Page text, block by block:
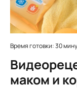
Время готовки: 30
маком и